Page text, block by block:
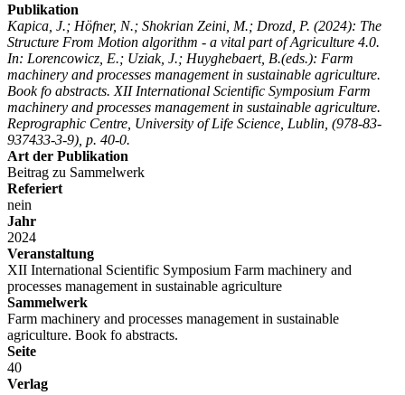
Publikation
Kapica, J.; Höfner, N.; Shokrian Zeini, M.; Drozd, P. (2024): The
Structure From Motion algorithm - a vital part of Agriculture 4.0.
In: Lorencowicz, E.; Uziak, J.; Huyghebaert, B.(eds.): Farm
machinery and processes management in sustainable agriculture.
Book fo abstracts. XII International Scientific Symposium Farm
machinery and processes management in sustainable agriculture.
Reprographic Centre, University of Life Science, Lublin, (978-83-
937433-3-9), p. 40-0.
Art der Publikation
Beitrag zu Sammelwerk
Referiert
nein
Jahr
2024
Veranstaltung
XII International Scientific Symposium Farm machinery and
processes management in sustainable agriculture
Sammelwerk
Farm machinery and processes management in sustainable
agriculture. Book fo abstracts.
Seite
40
Verlag